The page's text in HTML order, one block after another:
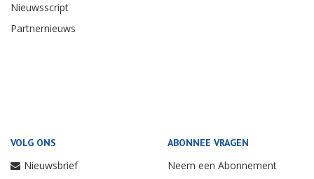
Nieuwsscript
Partnernieuws
VOLG ONS
Nieuwsbrief
ABONNEE VRAGEN
Neem een Abonnement